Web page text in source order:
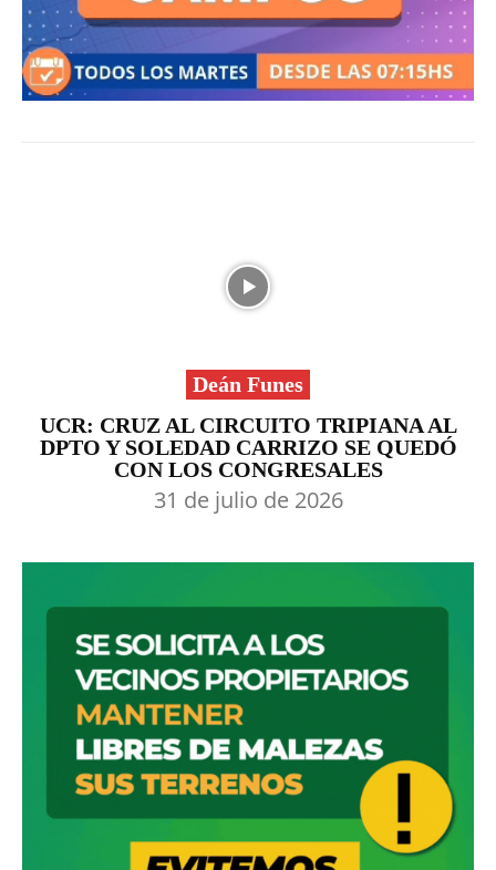
Deán Funes
UCR: CRUZ AL CIRCUITO TRIPIANA AL
DPTO Y SOLEDAD CARRIZO SE QUEDÓ
CON LOS CONGRESALES
31 de julio de 2026